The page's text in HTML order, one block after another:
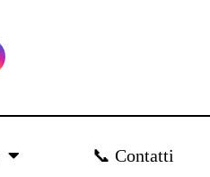
📞 Contatti